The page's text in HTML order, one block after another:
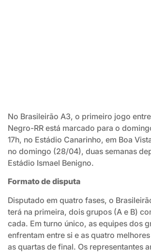
No Brasileirão A3, o primeiro jogo
Negro-RR está marcado para o
17h, no Estádio Canarinho, em Boa
no domingo (28/04), duas semanas
Estádio Ismael Benigno.
Formato de disputa
Disputado em quatro fases, o
terá na primeira, dois grupos (A e B)
cada. Em turno único, as equipes dos
enfrentam entre si e as quatro
as quartas de final. Os representantes